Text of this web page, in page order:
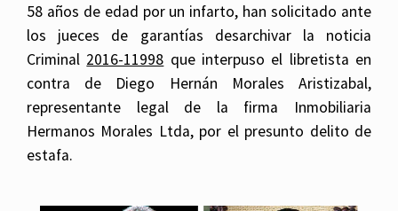
58 años de edad por un infarto, han solicitado ante
los jueces de garantías desarchivar la noticia
Criminal 2016-11998 que interpuso el libretista en
contra de Diego Hernán Morales Aristizabal,
representante legal de la firma Inmobiliaria
Hermanos Morales Ltda, por el presunto delito de
estafa.